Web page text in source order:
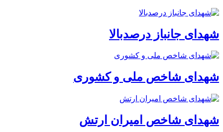
شهدای جانباز درصدبالا
شهدای شاخص ملی و کشوری
شهدای شاخص امیران ارتش